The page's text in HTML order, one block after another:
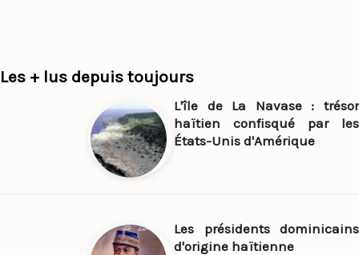
Les + lus depuis toujours
L'île de La Navase : trésor
haïtien confisqué par les
États-Unis d'Amérique
Les présidents dominicains
d'origine haïtienne